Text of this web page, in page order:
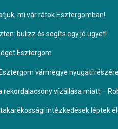
mi vár rátok Esztergomban!
bulizz és segíts egy jó ügyet!
Esztergom
vármegye nyugati
rekordalacsony vízállása miatt –
intézkedések léptek